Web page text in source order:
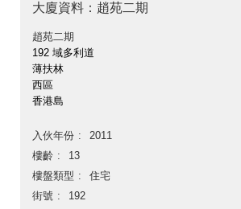
大廈資料：趙苑二期
趙苑二期
192 域多利道
薄扶林
西區
香港島
入伙年份
2011
樓齡
13
樓盤類型
住宅
街號
192